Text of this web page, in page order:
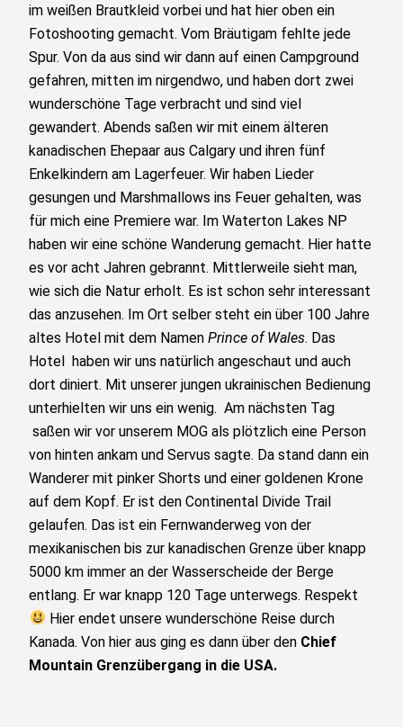
im weißen Brautkleid vorbei und hat hier oben ein
Fotoshooting gemacht. Vom Bräutigam fehlte jede
Spur. Von da aus sind wir dann auf einen Campground
gefahren, mitten im nirgendwo, und haben dort zwei
wunderschöne Tage verbracht und sind viel
gewandert. Abends saßen wir mit einem älteren
kanadischen Ehepaar aus Calgary und ihren fünf
Enkelkindern am Lagerfeuer. Wir haben Lieder
gesungen und Marshmallows ins Feuer gehalten, was
für mich eine Premiere war. Im Waterton Lakes NP
haben wir eine schöne Wanderung gemacht. Hier hatte
es vor acht Jahren gebrannt. Mittlerweile sieht man,
wie sich die Natur erholt. Es ist schon sehr interessant
das anzusehen. Im Ort selber steht ein über 100 Jahre
altes Hotel mit dem NamenPrince of Wales. Das
Hotel haben wir uns natürlich angeschaut und auch
dort diniert. Mit unserer jungen ukrainischen Bedienung
unterhielten wir uns ein wenig. Am nächsten Tag
saßen wir vor unserem MOG als plötzlich eine Person
von hinten ankam und Servus sagte. Da stand dann ein
Wanderer mit pinker Shorts und einer goldenen Krone
auf dem Kopf. Er ist den Continental Divide Trail
gelaufen. Das ist ein Fernwanderweg von der
mexikanischen bis zur kanadischen Grenze über knapp
5000 km immer an der Wasserscheide der Berge
entlang. Er war knapp 120 Tage unterwegs. Respekt
Hier endet unsere wunderschöne Reise durch
Kanada. Von hier aus ging es dann über den Chief
Mountain Grenzübergang in die USA.